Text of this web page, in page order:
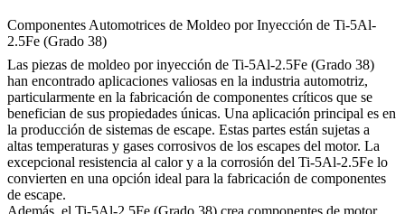
Componentes Automotrices de Moldeo por Inyección de Ti-5Al-
2.5Fe (Grado 38)
Las piezas de moldeo por inyección de Ti-5Al-2.5Fe (Grado 38)
han encontrado aplicaciones valiosas en la industria automotriz,
particularmente en la fabricación de componentes críticos que se
benefician de sus propiedades únicas. Una aplicación principal es en
la producción de sistemas de escape. Estas partes están sujetas a
altas temperaturas y gases corrosivos de los escapes del motor. La
excepcional resistencia al calor y a la corrosión del Ti-5Al-2.5Fe lo
convierten en una opción ideal para la fabricación de componentes
de escape.
Además, el Ti-5Al-2.5Fe (Grado 38) crea componentes de motor